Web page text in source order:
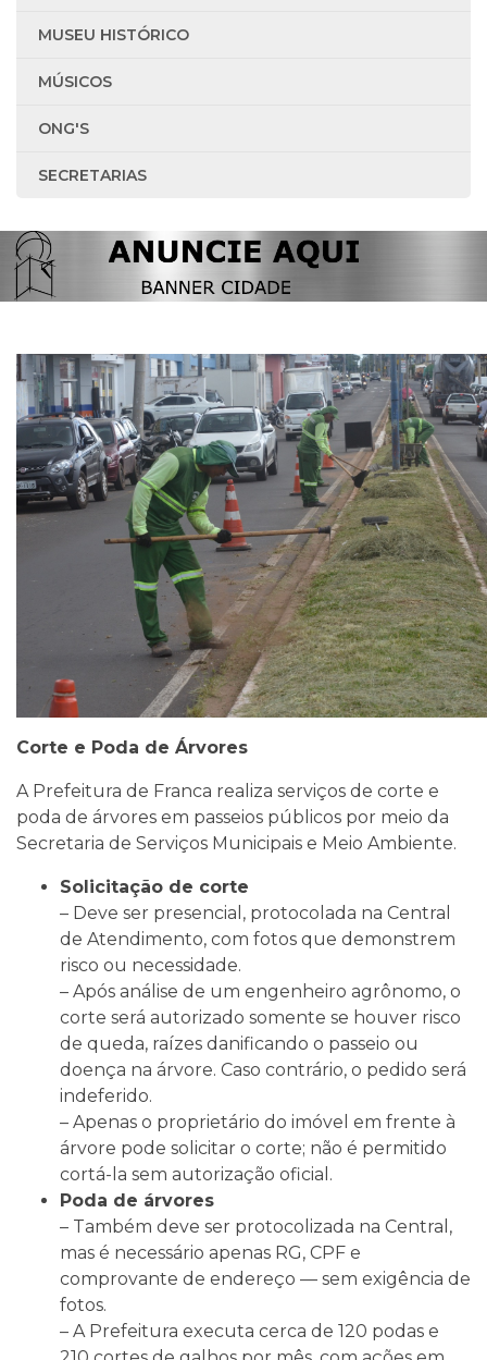
MUSEU HISTÓRICO
MÚSICOS
ONG'S
SECRETARIAS
Corte e Poda de Árvores
A Prefeitura de Franca realiza serviços de corte e
poda de árvores em passeios públicos por meio da
Secretaria de Serviços Municipais e Meio Ambiente.
Solicitação de corte
– Deve ser presencial, protocolada na Central
de Atendimento, com fotos que demonstrem
risco ou necessidade.
– Após análise de um engenheiro agrônomo, o
corte será autorizado somente se houver risco
de queda, raízes danificando o passeio ou
doença na árvore. Caso contrário, o pedido será
indeferido.
– Apenas o proprietário do imóvel em frente à
árvore pode solicitar o corte; não é permitido
cortá-la sem autorização oficial.
Poda de árvores
– Também deve ser protocolizada na Central,
mas é necessário apenas RG, CPF e
comprovante de endereço — sem exigência de
fotos.
– A Prefeitura executa cerca de 120 podas e